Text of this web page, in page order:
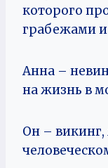
которого
грабежами и
Анна –
на жизнь в
Он – викинг,